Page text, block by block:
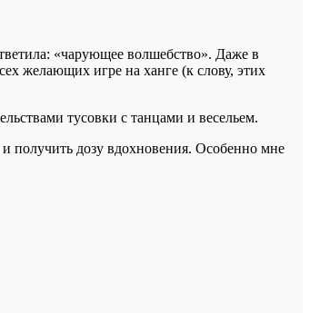
«чарующее волшебство». Даже в
желающих игре на ханге (к слову, этих
тусовки с танцами и весельем.
получить дозу вдохновения. Особенно мне